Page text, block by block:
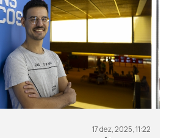
17 dez, 2025, 11:22